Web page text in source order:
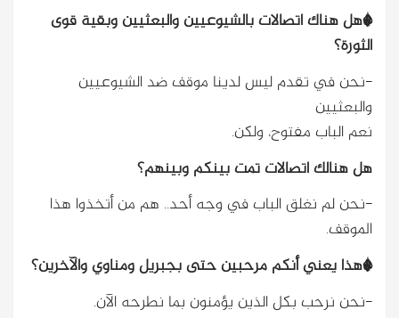
*هل هناك اتصالات بالشيوعيين والبعثيين وبقية قوى
الثورة؟
-نحن في تقدم ليس لدينا موقف ضد الشيوعيين
والبعثيين
نعم الباب مفتوح، ولكن.
هل هنالك اتصالات تمت بينكم وبينهم؟
-نحن لم نغلق الباب في وجه أحد.. هم من أتخذوا هذا
الموقف.
*هذا يعني أنكم مرحبين حتى بجبريل ومناوي والآخرين؟
-نحن نرحب بكل الذين يؤمنون بما نطرحه الآن.